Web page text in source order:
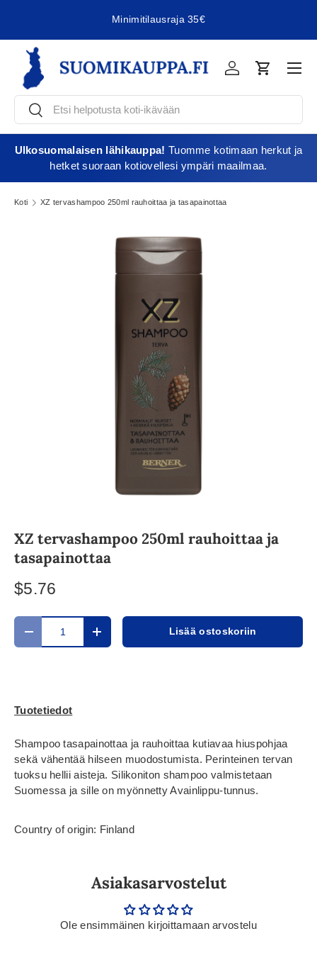
Minimitilausraja 35€
EtsiEtsi
KirjauduOstoskori
Ulkosuomalaisen lähikauppa! Tuomme kotimaan herkut ja
hetket suoraan kotiovellesi ympäri maailmaa.
Koti XZ tervashampoo 250ml rauhoittaa ja tasapainottaa
XZ tervashampoo 250ml rauhoittaa ja
tasapainottaa
$5.76
Määrä
Translation missing: fi.cart.items.decrease_quantity
Translation missing:Lisää ostoskoriin
Tuotetiedot
Shampoo tasapainottaa ja rauhoittaa kutiavaa hiuspohjaa
sekä vähentää hilseen muodostumista. Perinteinen tervan
tuoksu hellii aisteja. Silikoniton shampoo valmistetaan
Suomessa ja sille on myönnetty Avainlippu-tunnus.
Country of origin: Finland
Asiakasarvostelut
Ole ensimmäinen kirjoittamaan arvostelu